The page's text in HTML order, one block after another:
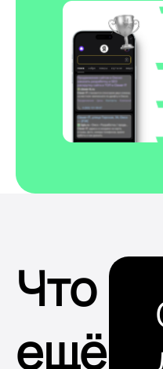
Что
ещё